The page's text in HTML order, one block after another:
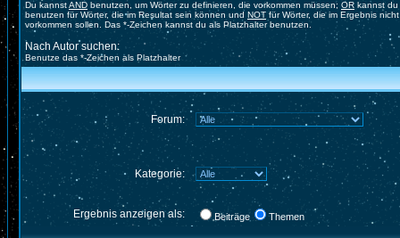
Du kannstAND benutzen, um Wörter zu definieren, die vorkommen müssen; OR kannst du
benutzen für Wörter, die im Resultat sein können und NOT für Wörter, die im Ergebnis nicht
vorkommen sollen. Das *-Zeichen kannst du als Platzhalter benutzen.
Nach Autor suchen:
Benutze das *-Zeichen als Platzhalter
Forum:
Kategorie:
Ergebnis anzeigen als: Beiträge Themen